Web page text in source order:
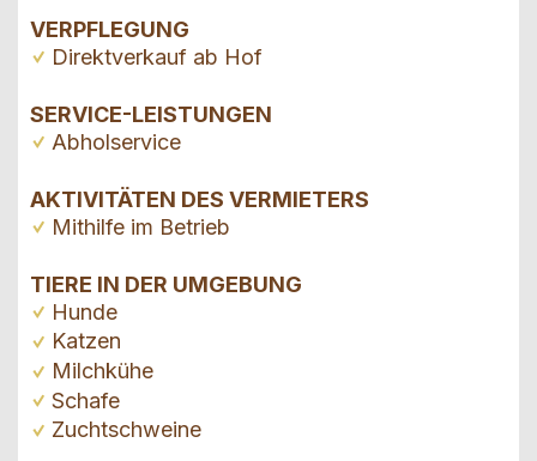
VERPFLEGUNG
Direktverkauf ab Hof
SERVICE-LEISTUNGEN
Abholservice
AKTIVITÄTEN DES VERMIETERS
Mithilfe im Betrieb
TIERE IN DER UMGEBUNG
Hunde
Katzen
Milchkühe
Schafe
Zuchtschweine